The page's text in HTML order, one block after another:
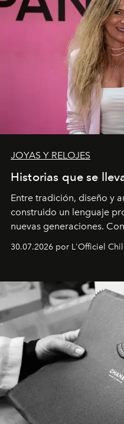
JOYAS Y RELOJES
Historias que se
Entre tradición, diseño y
construido un lenguaje
nuevas generaciones.
Dubray, la responsable
Latinoamérica, sobre
30.07.2026 por L'Officiel